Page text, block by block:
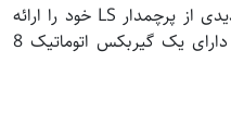
در سال 2007 ، لکسوس نسخه جدیدی از پرچمدار LS خود را ارائه
کرد. همانطور که حدس می زدید ، دارای یک گیربکس اتوماتیک 8